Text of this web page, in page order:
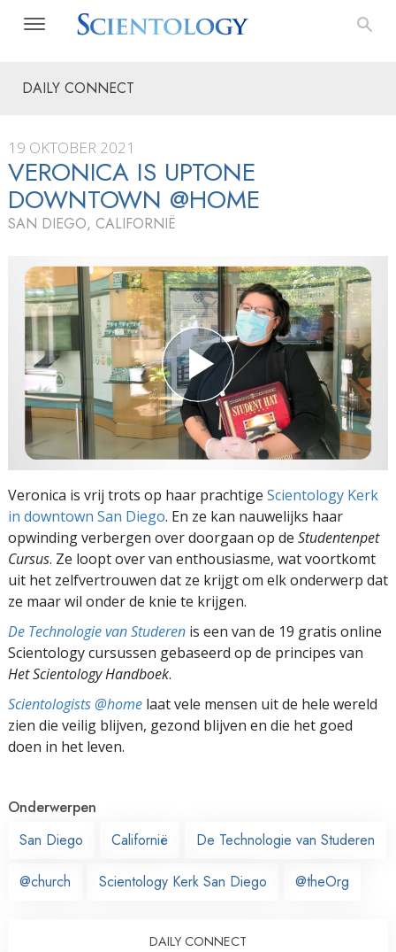
DAILY CONNECT
19 OKTOBER 2021
VERONICA IS UPTONE
DOWNTOWN @HOME
SAN DIEGO, CALIFORNIË
Veronica is vrij trots op haar prachtige Scientology Kerk
in downtown San Diego. En ze kan nauwelijks haar
opwinding verbergen over doorgaan op de Studentenpet
Cursus. Ze loopt over van enthousiasme, wat voortkomt
uit het zelfvertrouwen dat ze krijgt om elk onderwerp dat
ze maar wil onder de knie te krijgen.
De Technologie van Studeren is een van de 19 gratis online
Scientology cursussen gebaseerd op de principes van
Het Scientology Handboek.
Scientologists @home laat vele mensen uit de hele wereld
zien die veilig blijven, gezond blijven en die het goed
doen in het leven.
Onderwerpen
San Diego
Californië De Technologie van Studeren
@church Scientology Kerk San Diego @theOrg
DAILY CONNECT